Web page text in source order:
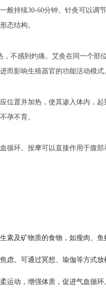
般持续30-60分钟。针灸可以调
态结构。
不感到灼痛。艾灸在同一个部
而影响生殖器官的功能活动模式
位置并加热，使其渗入体内，
孕不育。
循环。按摩可以直接作用于腹
素及矿物质的食物，如瘦肉、
虑。可通过冥想、瑜伽等方式放
运动，增强体质，促进气血循环